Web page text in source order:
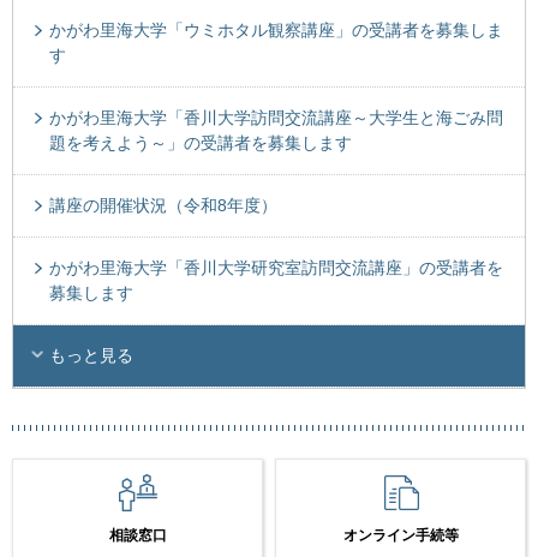
かがわ里海大学「ウミホタル観察講座」の受講者を募集しま
す
かがわ里海大学「香川大学訪問交流講座～大学生と海ごみ問
題を考えよう～」の受講者を募集します
講座の開催状況（令和8年度）
かがわ里海大学「香川大学研究室訪問交流講座」の受講者を
募集します
もっと見る
相談窓口 オンライン手続等